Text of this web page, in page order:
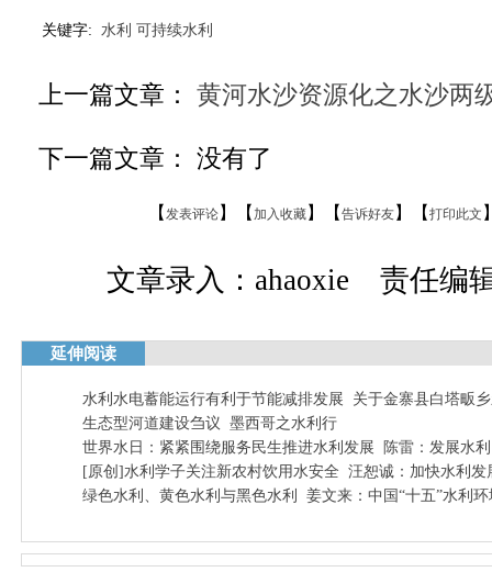
关键字: 水利 可持续水利
上一篇文章： 黄河水沙资源化之水沙两
下一篇文章： 没有了
【 发表评论 】【 加入收藏 】【 告诉好友 】【 打印此文
文章录入：ahaoxie 责任编
延伸阅读
水利水电蓄能运行有利于节能减排发展
关于金寨县白塔畈
生态型河道建设刍议 墨西哥之水利行
世界水日：紧紧围绕服务民生推进水利发展
陈雷：发展水
[原创]水利学子关注新农村饮用水安全 汪恕诚：加快水利
绿色水利、黄色水利与黑色水利
姜文来：中国“十五”水利